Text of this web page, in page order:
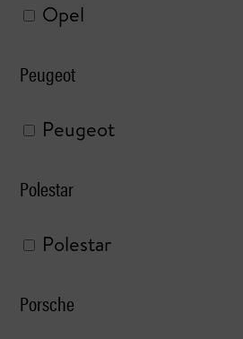
Opel
Peugeot
Peugeot
Polestar
Polestar
Porsche